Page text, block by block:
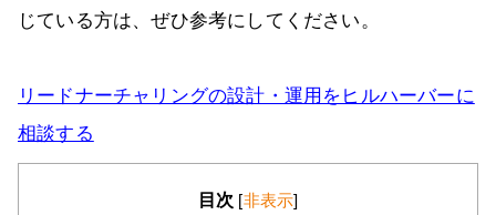
じている方は、ぜひ参考にしてください。
リードナーチャリングの設計・運用をヒルハーバーに
相談する
目次 [非表示]